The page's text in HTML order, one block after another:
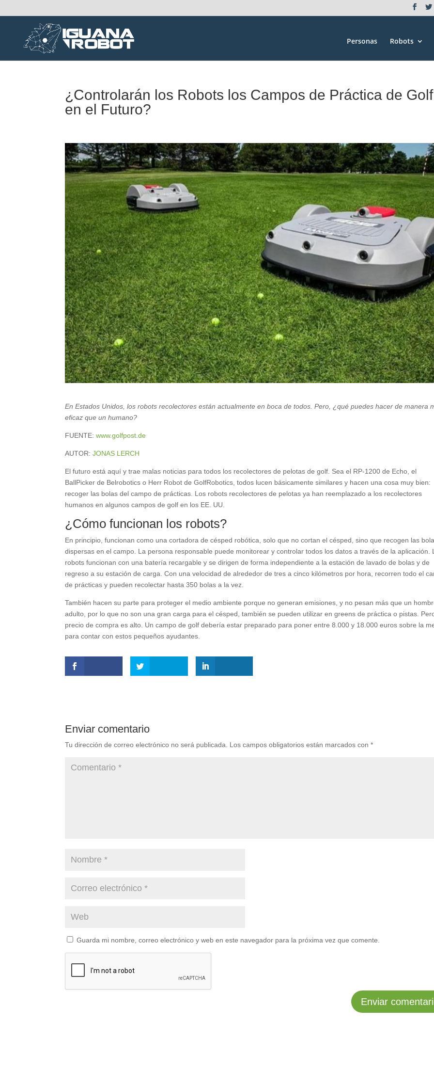
Personas Robots
¿Controlarán los Robots los Campos de Práctica de Golf
en el Futuro?
En Estados Unidos, los robots recolectores están actualmente en boca de todos. Pero, ¿qué puedes hacer de manera
eficaz que un humano?
FUENTE:www.golfpost.de
AUTOR:JONAS LERCH
El futuro está aquí y trae malas noticias para todos los recolectores de pelotas de golf. Sea el RP-1200 de Echo, el
BallPicker de Belrobotics o Herr Robot de GolfRobotics, todos lucen básicamente similares y hacen una cosa muy bien:
recoger las bolas del campo de prácticas. Los robots recolectores de pelotas ya han reemplazado a los recolectores
humanos en algunos campos de golf en los EE. UU.
¿Cómo funcionan los robots?
En principio, funcionan como una cortadora de césped robótica, solo que no cortan el césped, sino que recogen las
dispersas en el campo. La persona responsable puede monitorear y controlar todos los datos a través de la aplicación.
robots funcionan con una batería recargable y se dirigen de forma independiente a la estación de lavado de bolas y de
regreso a su estación de carga. Con una velocidad de alrededor de tres a cinco kilómetros por hora, recorren todo el
de prácticas y pueden recolectar hasta 350 bolas a la vez.
También hacen su parte para proteger el medio ambiente porque no generan emisiones, y no pesan más que un
adulto, por lo que no son una gran carga para el césped, también se pueden utilizar en greens de práctica o pistas.
precio de compra es alto. Un campo de golf debería estar preparado para poner entre 8.000 y 18.000 euros sobre la
para contar con estos pequeños ayudantes.
Enviar comentario
Tu dirección de correo electrónico no será publicada. Los campos obligatorios están marcados con*
Guarda mi nombre, correo electrónico y web en este navegador para la próxima vez que comente.